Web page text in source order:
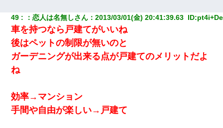
何年か前に妹は離婚している。当時生まれた姪が義弟の子じゃな
かったため妹有責での離婚になり…
49 ：恋人は名無しさん ：2013/03/01(金) 20:41:39.63 ID:
車を持つなら戸建てがいいね
後はペットの制限が無いのと
ガーデニングが出来る点が戸建てのメリットだよ
ね
効率→マンション
手間や自由が楽しい→戸建て